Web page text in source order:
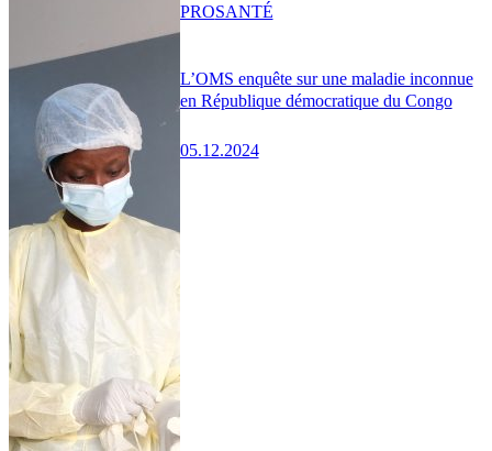
L’OMS enquête sur une maladie inconnue
en République démocratique du Congo
05.12.2024
PROSANTÉ